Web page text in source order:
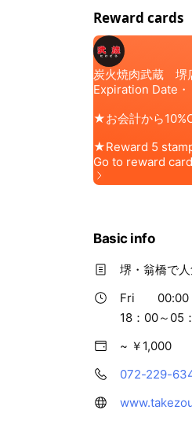
Reward cards
Basic info
堺・翁橋で
Fri
18：00～05
~ ￥1,000
072-229-